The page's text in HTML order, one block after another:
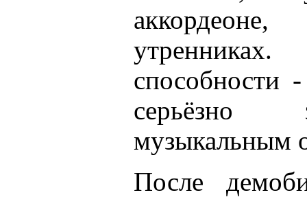
способности
серьёзно
музыкальным
После